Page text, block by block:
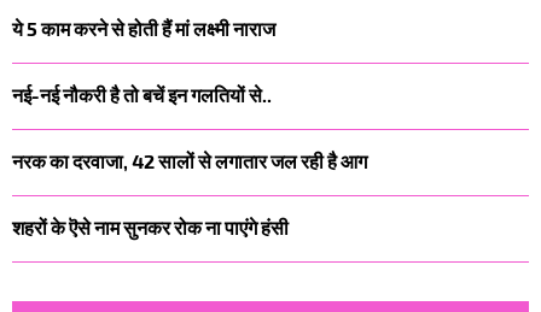
ये 5 काम करने से होती हैं मां लक्ष्मी नाराज
नई-नई नौकरी है तो बचें इन गलतियों से..
नरक का दरवाजा, 42 सालों से लगातार जल रही है आग
शहरों के ऎसे नाम सुनकर रोक ना पाएंगे हंसी